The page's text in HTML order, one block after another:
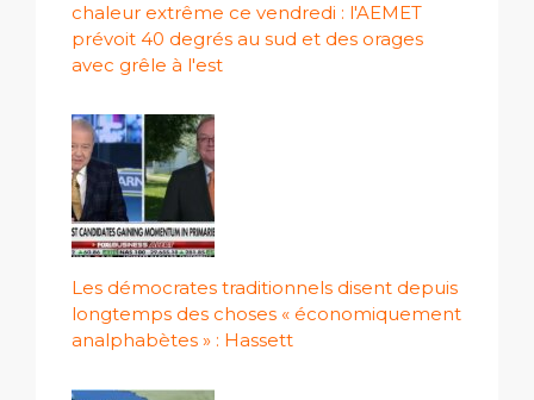
chaleur extrême ce vendredi : l'AEMET
prévoit 40 degrés au sud et des orages
avec grêle à l'est
Les démocrates traditionnels disent depuis
longtemps des choses « économiquement
analphabètes » : Hassett